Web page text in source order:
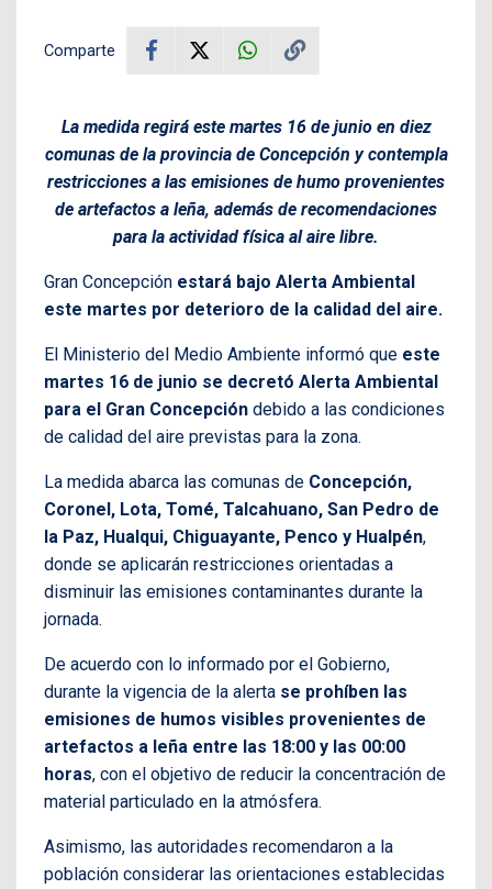
Comparte
La medida regirá este martes 16 de junio en diez
comunas de la provincia de Concepción y contempla
restricciones a las emisiones de humo provenientes
de artefactos a leña, además de recomendaciones
para la actividad física al aire libre.
Gran Concepción estará bajo Alerta Ambiental
este martes por deterioro de la calidad del aire.
El Ministerio del Medio Ambiente informó que este
martes 16 de junio se decretó Alerta Ambiental
para el Gran Concepción debido a las condiciones
de calidad del aire previstas para la zona.
La medida abarca las comunas de Concepción,
Coronel, Lota, Tomé, Talcahuano, San Pedro de
la Paz, Hualqui, Chiguayante, Penco y Hualpén,
donde se aplicarán restricciones orientadas a
disminuir las emisiones contaminantes durante la
jornada.
De acuerdo con lo informado por el Gobierno,
durante la vigencia de la alerta se prohíben las
emisiones de humos visibles provenientes de
artefactos a leña entre las 18:00 y las 00:00
horas, con el objetivo de reducir la concentración de
material particulado en la atmósfera.
Asimismo, las autoridades recomendaron a la
población considerar las orientaciones establecidas